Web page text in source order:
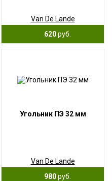
Van De Lande
620руб.
Угольник ПЭ 32 мм
Van De Lande
980руб.